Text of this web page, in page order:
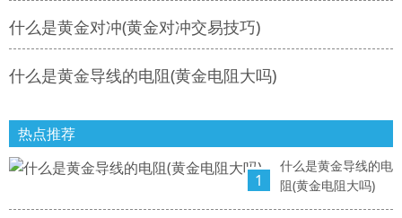
什么是黄金对冲(黄金对冲交易技巧)
什么是黄金导线的电阻(黄金电阻大吗)
热点推荐
1
什么是黄金导线的电
阻(黄金电阻大吗)